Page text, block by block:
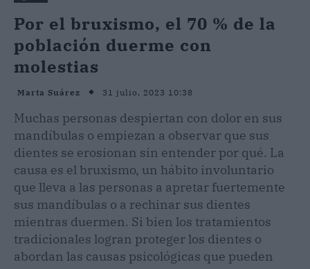
Por el bruxismo, el 70 % de la
población duerme con
molestias
Marta Suárez 31 julio, 2023 10:38
Muchas personas despiertan con dolor en sus
mandíbulas o empiezan a observar que sus
dientes se erosionan sin entender por qué. La
causa es el bruxismo, un hábito involuntario
que lleva a las personas a apretar fuertemente
sus mandíbulas o a rechinar sus dientes
mientras duermen. Si bien los tratamientos
tradicionales logran proteger los dientes o
abordan las causas psicológicas que pueden